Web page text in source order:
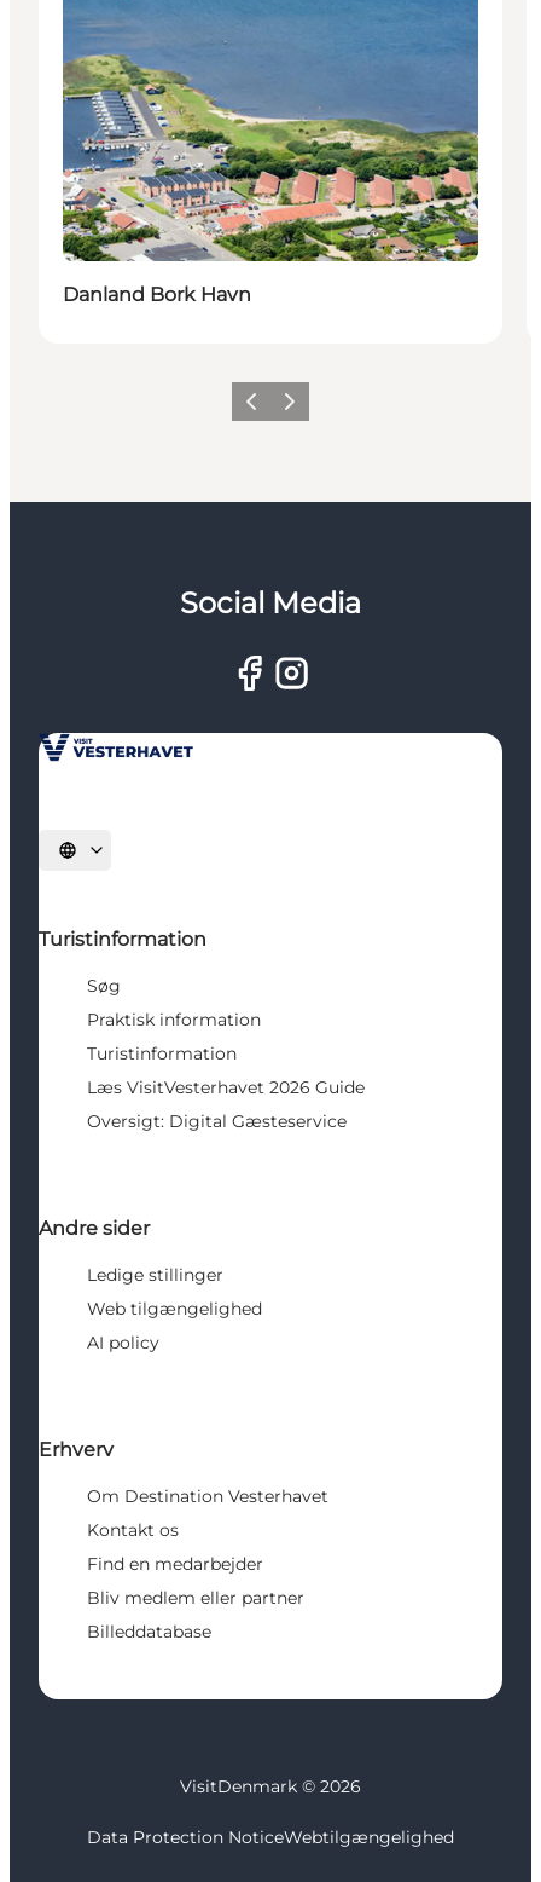
Danland Bork Havn
ForrigeNæste
Social Media
Vælg sprog
Turistinformation
Søg
Praktisk information
Turistinformation
Læs VisitVesterhavet 2026 Guide
Oversigt: Digital Gæsteservice
Andre sider
Ledige stillinger
Web tilgængelighed
AI policy
Erhverv
Om Destination Vesterhavet
Kontakt os
Find en medarbejder
Bliv medlem eller partner
Billeddatabase
VisitDenmark © 2026
Data Protection NoticeWebtilgængelighed